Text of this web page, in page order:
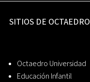
SITIOS DE OCTAEDRO
Octaedro Universidad
Educación Infantil